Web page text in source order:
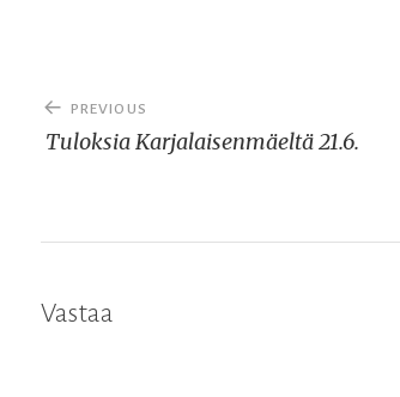
Artikkelien
selaus
PREVIOUS
Tuloksia Karjalaisenmäeltä 21.6.
Vastaa